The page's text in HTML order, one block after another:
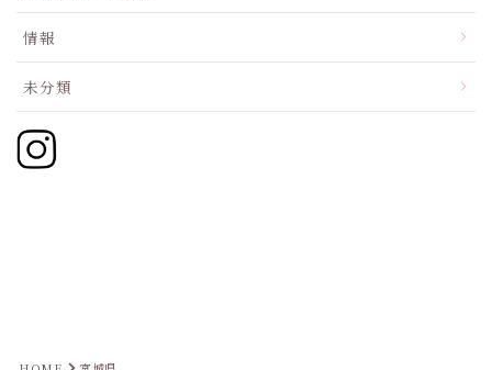
情報
未分類